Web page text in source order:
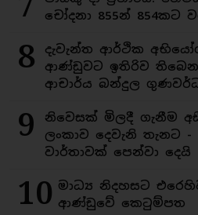
චෝදනා 855න් 854කට
8
දැවැන්ත ආර්ථික
ආණ්ඩුවට ඉතිරිව
ආචාර්ය බන්දුල
9
නිවෙසක් මිලදී ගැනීම
ලංකාව දෙවැනි තැනට -
වාර්තාවක් පෙන්වා දෙයි
10 මාධ්‍ය නිදහසට
ආණ්ඩුවේ කෙටුම්පත